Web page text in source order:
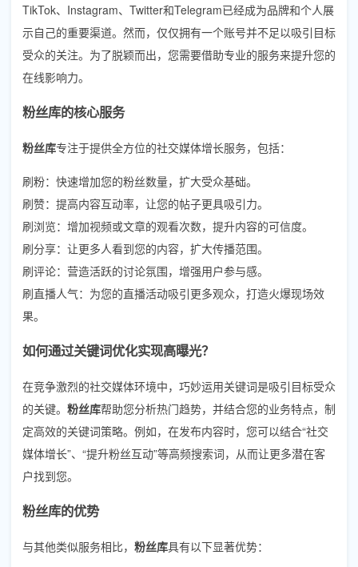
TikTok、Instagram、Twitter和Telegram已经成为品牌和个人展
示自己的重要渠道。然而，仅仅拥有一个账号并不足以吸引目标
受众的关注。为了脱颖而出，您需要借助专业的服务来提升您的
在线影响力。
粉丝库的核心服务
粉丝库专注于提供全方位的社交媒体增长服务，包括：
刷粉：快速增加您的粉丝数量，扩大受众基础。
刷赞：提高内容互动率，让您的帖子更具吸引力。
刷浏览：增加视频或文章的观看次数，提升内容的可信度。
刷分享：让更多人看到您的内容，扩大传播范围。
刷评论：营造活跃的讨论氛围，增强用户参与感。
刷直播人气：为您的直播活动吸引更多观众，打造火爆现场效
果。
如何通过关键词优化实现高曝光？
在竞争激烈的社交媒体环境中，巧妙运用关键词是吸引目标受众
的关键。 粉丝库帮助您分析热门趋势，并结合您的业务特点，制
定高效的关键词策略。例如，在发布内容时，您可以结合“社交
媒体增长”、“提升粉丝互动”等高频搜索词，从而让更多潜在客
户找到您。
粉丝库的优势
与其他类似服务相比， 粉丝库具有以下显著优势：